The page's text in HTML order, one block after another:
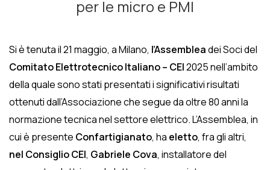
per le micro e PMI
Si è tenuta il 21 maggio, a Milano, l’Assembleadei Soci del
Comitato Elettrotecnico Italiano – CEI2025 nell’ambito
della quale sono stati presentati i significativi risultati
ottenuti dall’Associazione che segue da oltre 80 anni la
normazione tecnica nel settore elettrico. L’Assemblea, in
cui è presente Confartigianato, ha eletto, fra gli altri,
nel Consiglio CEI, Gabriele Cova, installatore del